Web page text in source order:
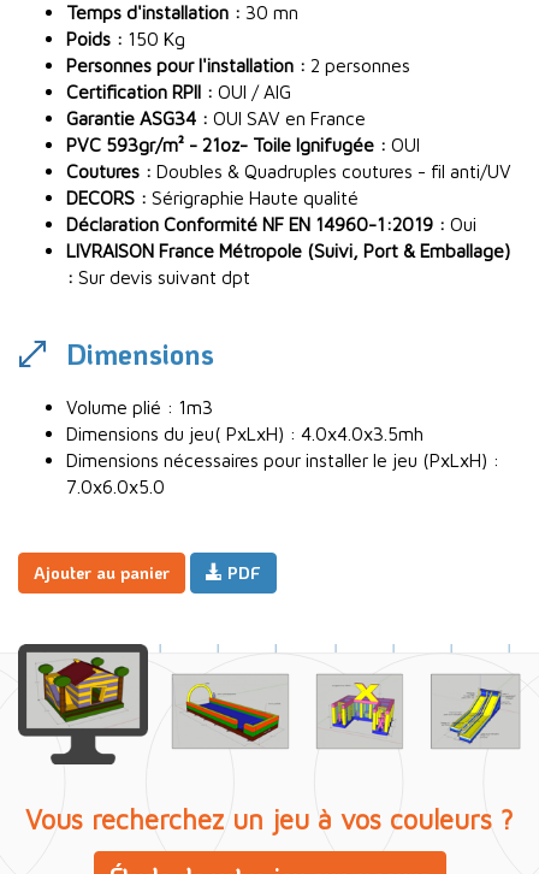
Temps d'installation : 30 mn
Poids : 150 Kg
Personnes pour l'installation : 2 personnes
Certification RPII : OUI / AIG
Garantie ASG34 : OUI SAV en France
PVC 593gr/m² - 21oz- Toile Ignifugée : OUI
Coutures : Doubles & Quadruples coutures - fil anti/UV
DECORS : Sérigraphie Haute qualité
Déclaration Conformité NF EN 14960-1:2019 : Oui
LIVRAISON France Métropole (Suivi, Port & Emballage)
: Sur devis suivant dpt
Dimensions
Volume plié : 1m3
Dimensions du jeu( PxLxH) : 4.0x4.0x3.5mh
Dimensions nécessaires pour installer le jeu (PxLxH) :
7.0x6.0x5.0
Ajouter au panier PDF
Vous recherchez un jeu à vos couleurs ?